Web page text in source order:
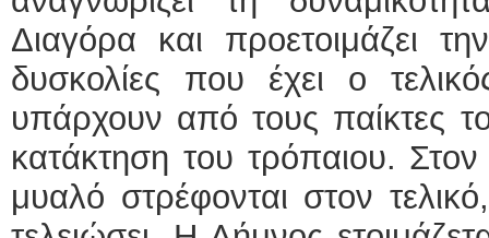
Διαγόρα και προετοιμάζει
δυσκολίες που έχει ο
υπάρχουν από τους παίκτες
κατάκτηση του τρόπαιου.
μυαλό στρέφονται στον